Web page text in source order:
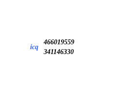
icq
466019559
341146330